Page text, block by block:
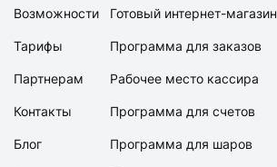
Возможности
Тарифы
Партнерам
Контакты
Блог
Готовый интернет-магазин
Программа для заказов
Рабочее место кассира
Программа для счетов
Программа для шаров